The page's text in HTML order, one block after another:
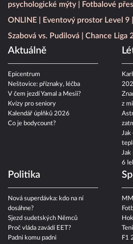
psychologické mýty
Fotbalové
ONLINE
Eventový prostor Level 9
Szabová vs. Pudilová
Chance Liga
Aktuálně
Epicentrum
Neštovice: příznaky, léčba
V čem jezdí Yamal a Mesii?
Kvízy pro seniory
Kalendář úplňků 2026
Co je bodycount?
z
Jak
Jak
6
Politika
Nová superdávka: kdo na ní
dosáhne?
Sjezd sudetských Němců
Proč vláda zavádí EET?
Padni komu padni
F1